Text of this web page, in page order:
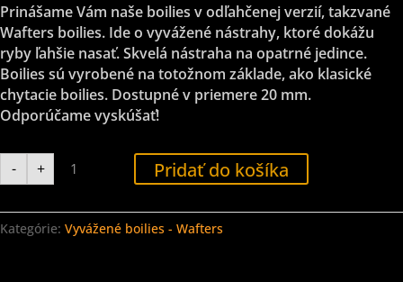
Prinášame Vám naše boilies v odľahčenej verzií, takzvané
Wafters boilies. Ide o vyvážené nástrahy, ktoré dokážu
ryby ľahšie nasať. Skvelá nástraha na opatrné jedince.
Boilies sú vyrobené na totožnom základe, ako klasické
chytacie boilies. Dostupné v priemere 20 mm.
Odporúčame vyskúšať!
-
množstvo
Wafters
-
Hell
+ Pridať do košíka
Kategórie: Vyvážené boilies - Wafters